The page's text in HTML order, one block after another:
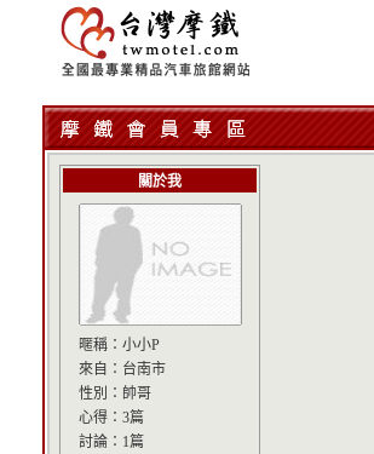
關於我
暱稱： 小小P
來自： 台南市
性別： 帥哥
心得： 3篇
討論： 1篇